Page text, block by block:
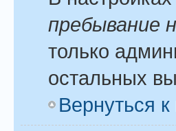
пребывание
только
остальных
Вернуться